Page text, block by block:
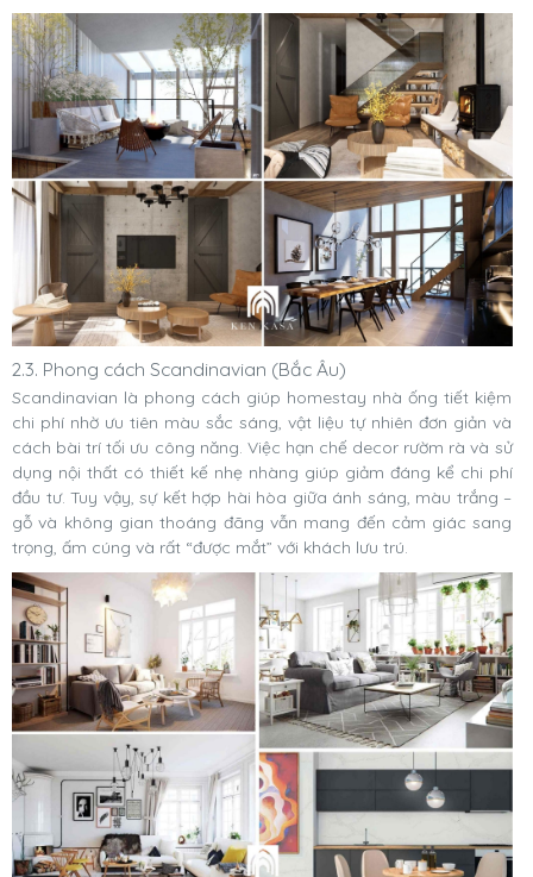
2.3. Phong cách Scandinavian (Bắc Âu)
Scandinavian là phong cách giúp homestay nhà ống tiết kiệm
chi phí nhờ ưu tiên màu sắc sáng, vật liệu tự nhiên đơn giản và
cách bài trí tối ưu công năng. Việc hạn chế decor rườm rà và sử
dụng nội thất có thiết kế nhẹ nhàng giúp giảm đáng kể chi phí
đầu tư. Tuy vậy, sự kết hợp hài hòa giữa ánh sáng, màu trắng –
gỗ và không gian thoáng đãng vẫn mang đến cảm giác sang
trọng, ấm cúng và rất “được mắt” với khách lưu trú.